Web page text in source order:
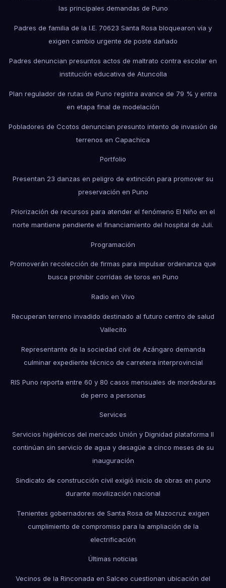
las principales demandas de Puno
Padres de familia de la I.E. 70623 Santa Rosa bloquearon vía y
exigen cambio urgente de poste dañado
Padres denuncian presuntos actos de maltrato contra escolar en
institución educativa de Atuncolla
Plan regulador de rutas de Puno registra avance de 79 % y entra
en etapa final de modelación
Pobladores de Ccotos denuncian presunto intento de invasión de
terrenos en Capachica
Portfolio
Presentan 23 danzas en peligro de extinción para promover su
preservación en Puno
Priorización de recursos para atender el fenómeno El Niño en el
norte mantiene pendiente el financiamiento del hospital de Juli.
Programación
Promoverán recolección de firmas para impulsar ordenanza que
busca prohibir corridas de toros en Puno
Radio en Vivo
Recuperan terreno invadido destinado al futuro centro de salud
Vallecito
Representante de la sociedad civil de Azángaro demanda
culminar expediente técnico de carretera interprovincial
RIS Puno reporta entre 60 y 80 casos mensuales de mordeduras
de perro a personas
Services
Servicios higiénicos del mercado Unión y Dignidad plataforma II
continúan sin servicio de agua y desagüe a cinco meses de su
inauguración
Sindicato de construcción civil exigió inicio de obras en puno
durante movilización nacional
Tenientes gobernadores de Santa Rosa de Mazocruz exigen
cumplimiento de compromiso para la ampliación de la
electrificación
Últimas noticias
Vecinos de la Rinconada en Salceo cuestionan ubicación del